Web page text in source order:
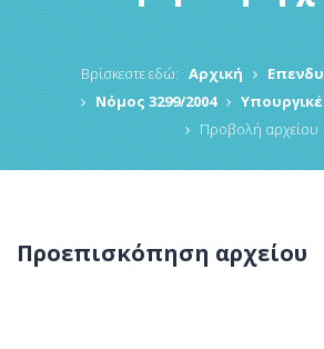
Βρίσκεστε εδώ: Αρχική
Νόμος 3299/2004
Προβολή αρχείου
Προεπισκόπηση αρχείου